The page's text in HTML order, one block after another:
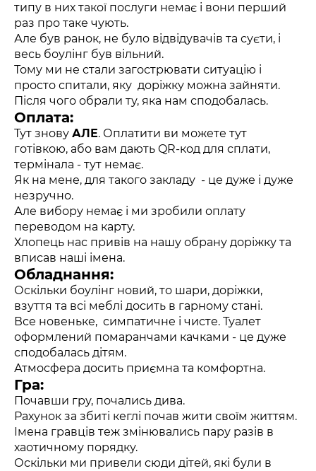
типу в них такої послуги немає і вони перший
раз про таке чують.
Але був ранок, не було відвідувачів та суєти, і
весь боулінг був вільний.
Тому ми не стали загострювати ситуацію і
просто спитали, яку доріжку можна зайняти.
Після чого обрали ту, яка нам сподобалась.
Оплата:
Тут знову АЛЕ. Оплатити ви можете тут
готівкою, або вам дають QR-код для сплати,
термінала - тут немає.
Як на мене, для такого закладу - це дуже і дуже
незручно.
Але вибору немає і ми зробили оплату
переводом на карту.
Хлопець нас привів на нашу обрану доріжку та
вписав наші імена.
Обладнання:
Оскільки боулінг новий, то шари, доріжки,
взуття та всі меблі досить в гарному стані.
Все новеньке, симпатичне і чисте. Туалет
оформлений помаранчами качками - це дуже
сподобалась дітям.
Атмосфера досить приємна та комфортна.
Гра:
Почавши гру, почались дива.
Рахунок за збиті кеглі почав жити своїм життям.
Імена гравців теж змінювались пару разів в
хаотичному порядку.
Оскільки ми привели сюди дітей, які були в